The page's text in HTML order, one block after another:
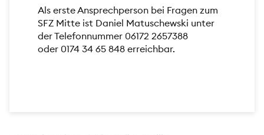
Als erste Ansprechperson bei Fragen zum
SFZ Mitte ist Daniel Matuschewski unter
der Telefonnummer 06172 2657388
oder 0174 34 65 848 erreichbar.